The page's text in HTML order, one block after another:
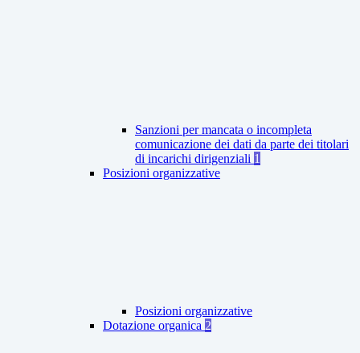
Sanzioni per mancata o incompleta
comunicazione dei dati da parte dei titolari
di incarichi dirigenziali 1
Posizioni organizzative
Posizioni organizzative
Dotazione organica 2